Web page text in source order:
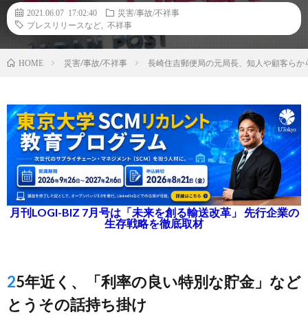
2021.06.07 17:02:40
災害/事故/不祥事
プレスリリースなど
不祥事
HOME 災害/事故/不祥事 長崎住吉郵便局の元局長、知人や顧客ら
月刊LOGI-BIZ 7月号は「未来を創る輸送改革」 先行企業の
生存戦略を徹底取材
25年近く、「利率の良い特別な貯金」など
とうその話持ち掛け